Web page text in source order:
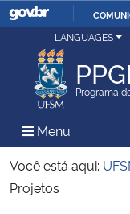
Ministério da Justiça e
Ministério da Defesa
Ministério das Relações
LANGUAGES
Programa
Menu Menu
Você está aqui:
Projetos